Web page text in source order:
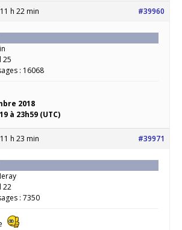
h 22 min #39960
25
: 16068
2018
à 23h59 (UTC)
h 23 min #39971
22
: 7350